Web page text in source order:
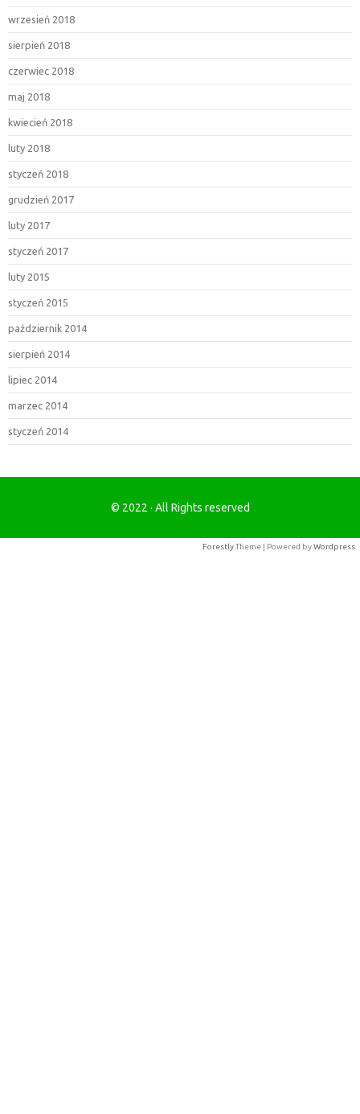
wrzesień 2018
sierpień 2018
czerwiec 2018
maj 2018
kwiecień 2018
luty 2018
styczeń 2018
grudzień 2017
luty 2017
styczeń 2017
luty 2015
styczeń 2015
październik 2014
sierpień 2014
lipiec 2014
marzec 2014
styczeń 2014
© 2022 · All Rights reserved
ForestlyTheme | Powered byWordpress